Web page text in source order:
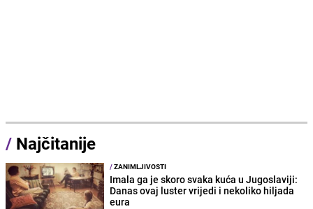
/ Najčitanije
/ZANIMLJIVOSTI
Imala ga je skoro svaka kuća u Jugoslaviji:
Danas ovaj luster vrijedi i nekoliko hiljada
eura